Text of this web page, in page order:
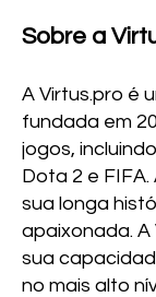
Sobre a
A Virtus.pro é
fundada em
jogos,
Dota 2 e
sua longa
apaixonada.
sua
no mais alto